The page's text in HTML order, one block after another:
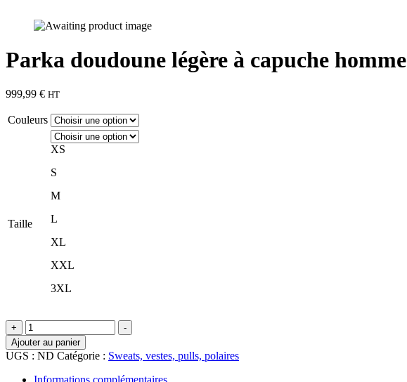
Parka doudoune légère à capuche homme
999,99 € HT
Couleurs
Taille
XS
S
M
L
XL
XXL
3XL
+
quantité
de
Parka
doudoune
légère
-
Ajouter au panier
UGS : ND Catégorie : Sweats, vestes, pulls, polaires